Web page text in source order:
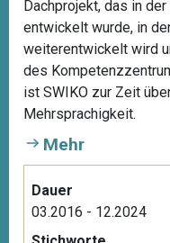
Dachprojekt, das in
entwickelt wurde, in
weiterentwickelt wird
des
ist SWIKO zur Zeit
Mehrsprachigkeit.
Mehr
Dauer
03.2016 - 12.2024